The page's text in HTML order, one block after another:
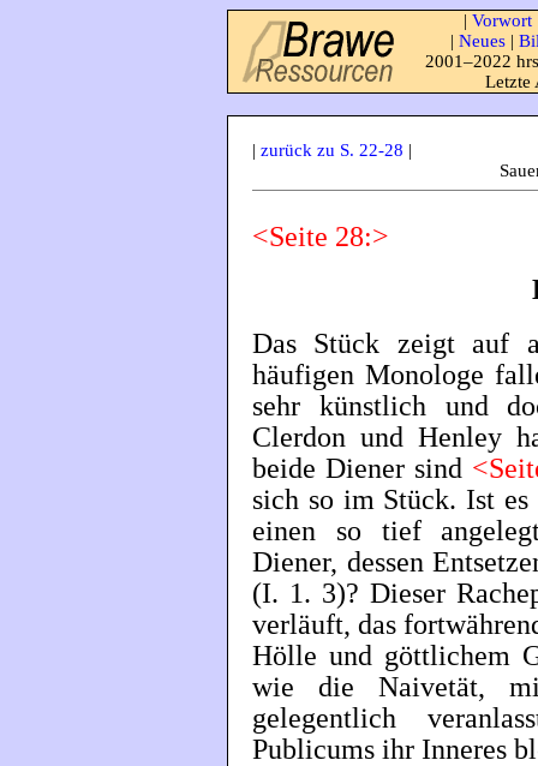
| Vorwort
| Neues |
2001–2022
Letzte
| zurück zu S. 22-28 |
<Seite 28:>
Das Stück zeigt auf
häufigen Monologe
sehr künstlich und
Clerdon und Henley
beide Diener sind
sich so im Stück. Ist es
einen so tief
Diener, dessen
(I. 1. 3)? Dieser
verläuft, das
Hölle und göttlichem
wie die Naivetät,
gelegentlich
Publicums ihr Inneres